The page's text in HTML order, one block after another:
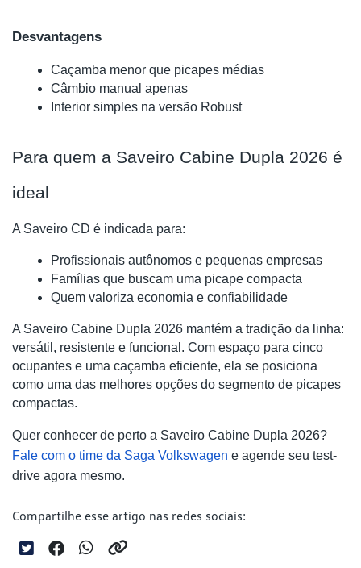
Desvantagens
Caçamba menor que picapes médias
Câmbio manual apenas
Interior simples na versão Robust
Para quem a Saveiro Cabine Dupla 2026 é
ideal
A Saveiro CD é indicada para:
Profissionais autônomos e pequenas empresas
Famílias que buscam uma picape compacta
Quem valoriza economia e confiabilidade
A Saveiro Cabine Dupla 2026 mantém a tradição da linha:
versátil, resistente e funcional. Com espaço para cinco
ocupantes e uma caçamba eficiente, ela se posiciona
como uma das melhores opções do segmento de picapes
compactas.
Quer conhecer de perto a Saveiro Cabine Dupla 2026?
Fale com o time da Saga Volkswagen e agende seu test-
drive agora mesmo.
Compartilhe esse artigo nas redes sociais: